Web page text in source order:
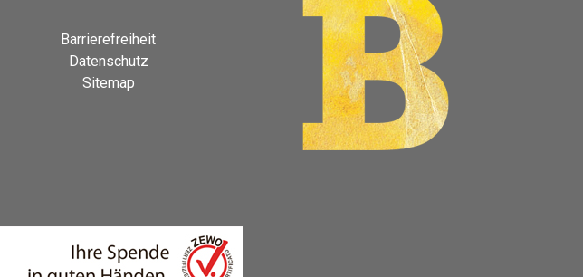
Barrierefreiheit
Datenschutz
Sitemap